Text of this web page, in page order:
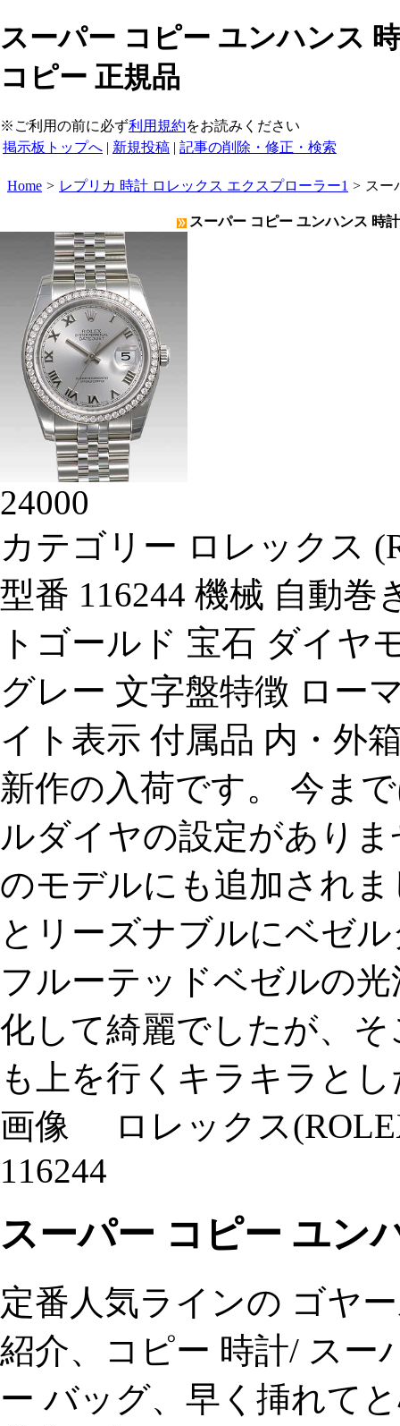
スーパー コピー ユンハンス
コピー 正規品
※ご利用の前に必ず利用規約をお読みください
掲示板トップへ | 新規投稿 | 記事の削除・修正・検索
Home > レプリカ 時計 ロレックス エクスプローラー1 > スー
スーパー コピー ユンハンス 時
24000
カテゴリー ロレックス
型番 116244 機械 自動
トゴールド 宝石 ダイヤ
グレー 文字盤特徴 ロー
イト表示 付属品 内・外
新作の入荷です。 今ま
ルダイヤの設定があり
のモデルにも追加され
とリーズナブルにベゼ
フルーテッドベゼルの
化して綺麗でしたが、
も上を行くキラキラと
画像 ロレックス
116244
スーパー コピー ユン
定番人気ラインの ゴヤ
紹介、コピー 時計/ スー
ー バッグ、早く挿れて